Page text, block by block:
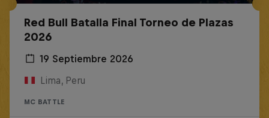
Red Bull Batalla Final Torneo de Plazas
2026
19 Septiembre 2026
Lima, Peru
MC BATTLE